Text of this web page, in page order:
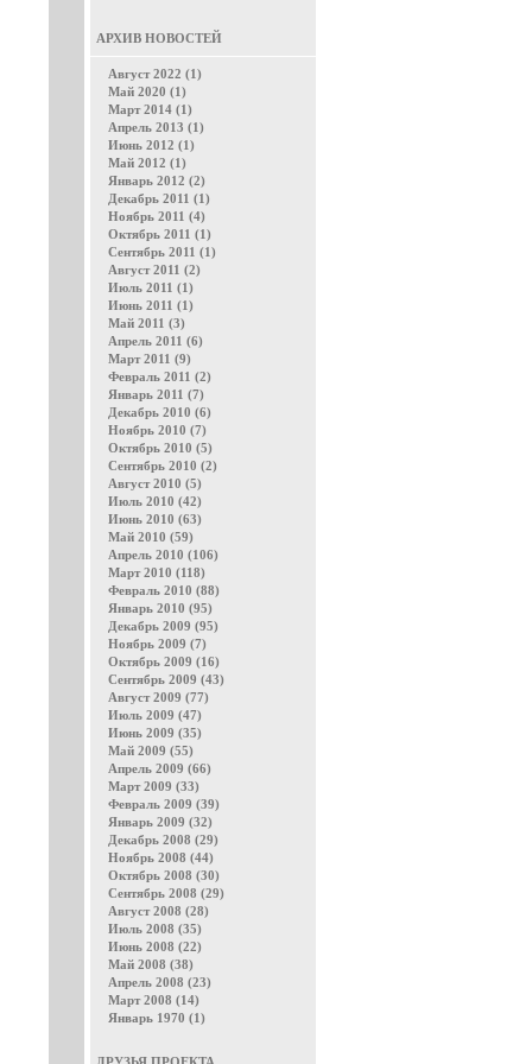
АРХИВ НОВОСТЕЙ
Август 2022 (1)
Май 2020 (1)
Март 2014 (1)
Апрель 2013 (1)
Июнь 2012 (1)
Май 2012 (1)
Январь 2012 (2)
Декабрь 2011 (1)
Ноябрь 2011 (4)
Октябрь 2011 (1)
Сентябрь 2011 (1)
Август 2011 (2)
Июль 2011 (1)
Июнь 2011 (1)
Май 2011 (3)
Апрель 2011 (6)
Март 2011 (9)
Февраль 2011 (2)
Январь 2011 (7)
Декабрь 2010 (6)
Ноябрь 2010 (7)
Октябрь 2010 (5)
Сентябрь 2010 (2)
Август 2010 (5)
Июль 2010 (42)
Июнь 2010 (63)
Май 2010 (59)
Апрель 2010 (106)
Март 2010 (118)
Февраль 2010 (88)
Январь 2010 (95)
Декабрь 2009 (95)
Ноябрь 2009 (7)
Октябрь 2009 (16)
Сентябрь 2009 (43)
Август 2009 (77)
Июль 2009 (47)
Июнь 2009 (35)
Май 2009 (55)
Апрель 2009 (66)
Март 2009 (33)
Февраль 2009 (39)
Январь 2009 (32)
Декабрь 2008 (29)
Ноябрь 2008 (44)
Октябрь 2008 (30)
Сентябрь 2008 (29)
Август 2008 (28)
Июль 2008 (35)
Июнь 2008 (22)
Май 2008 (38)
Апрель 2008 (23)
Март 2008 (14)
Январь 1970 (1)